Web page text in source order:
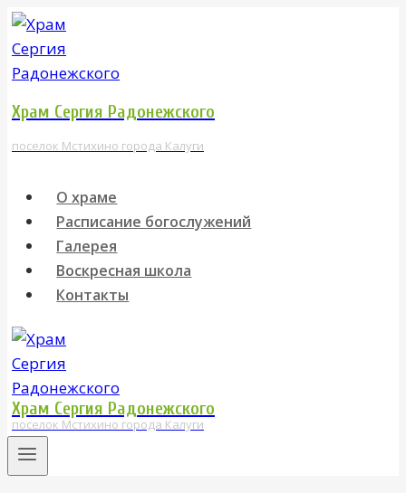
Перейти
к
содержимому
Храм Сергия Радонежского
поселок Мстихино города Калуги
О храме
Расписание богослужений
Галерея
Воскресная школа
Контакты
Храм Сергия Радонежского
поселок Мстихино города Калуги